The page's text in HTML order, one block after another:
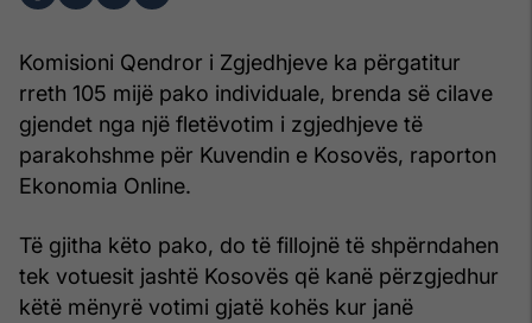
Komisioni Qendror i Zgjedhjeve ka përgatitur
rreth 105 mijë pako individuale, brenda së cilave
gjendet nga një fletëvotim i zgjedhjeve të
parakohshme për Kuvendin e Kosovës, raporton
Ekonomia Online.
Të gjitha këto pako, do të fillojnë të shpërndahen
tek votuesit jashtë Kosovës që kanë përzgjedhur
këtë mënyrë votimi gjatë kohës kur janë